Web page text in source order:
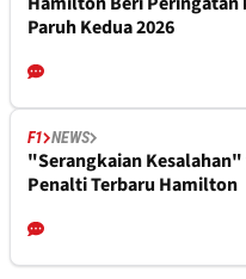
Paruh Kedua 2026
F1 NEWS
"Serangkaian
Penalti Terbaru Hamilton